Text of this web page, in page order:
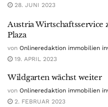
28. JUNI 2023
Austria Wirtschaftsservice
Plaza
von Onlineredaktion immobilien
19. APRIL 2023
Wildgarten wächst weiter
von Onlineredaktion immobilien
2. FEBRUAR 2023